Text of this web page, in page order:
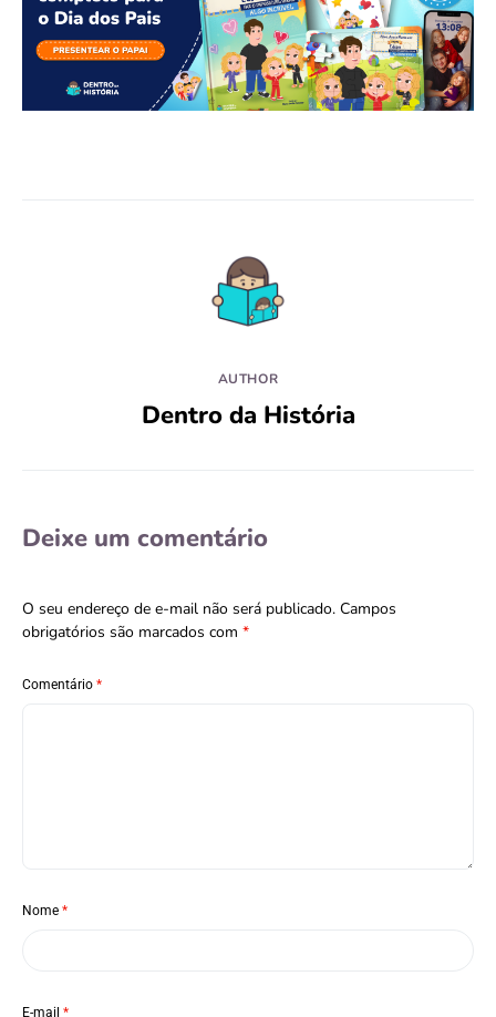
AUTHOR
Dentro da História
Deixe um comentário
O seu endereço de e-mail não será publicado. Campos
obrigatórios são marcados com *
Comentário *
Nome *
E-mail *